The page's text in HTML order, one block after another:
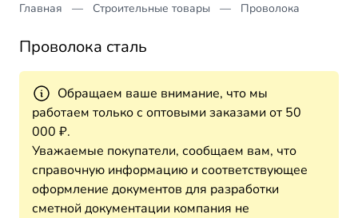
Главная Строительные товары Проволока
Проволока сталь
Обращаем ваше внимание, что мы
работаем только с оптовыми заказами от 50
000 ₽.
Уважаемые покупатели, сообщаем вам, что
справочную информацию и соответствующее
оформление документов для разработки
сметной документации компания не